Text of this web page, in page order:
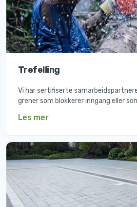
Trefelling
Vi har sertifiserte
grener som blokkerer inngang eller
Les mer